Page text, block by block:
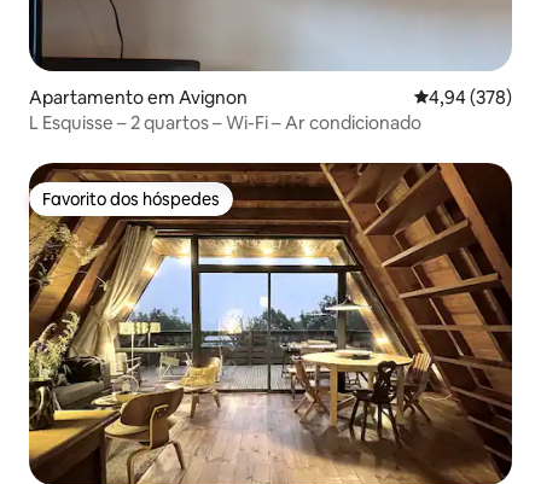
Apartamento em Avignon Classificação
4,94 (378)
L Esquisse – 2 quartos – Wi-Fi – Ar condicionado
Favorito dos hóspedes
Favorito dos hóspedes